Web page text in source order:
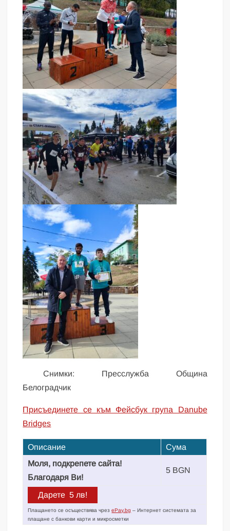
Снимки: Пресслужба Община
Белоградчик
Присъединете се към Фейсбук група Danube
Bridges
Описание
Сума
Моля, подкрепете сайта!
Благодаря Ви!
5 BGN
Плащането се осъществява чрезePay.bg – Интернет системата за
плащане с банкови карти и микросметки